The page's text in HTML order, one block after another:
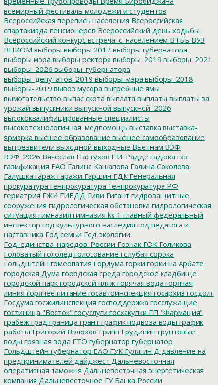
всемирный фестиваль молодежи и студентов
Всероссийская перепись населения Всероссийская
спартакиада пенсионеров Всероссийский день ходьбы
Всероссийский конкурс встреча_с_населением ВТБъ ВУЗ
ВЦИОМ выборы выборы 2017 выборы губернатора
выборы мэра выборы ректора выборы_2019 выборы_2021
выборы_2026 выборы_губернатора
выборы_депутатов_2019 выборы_мэра выборы-2018
выборы-2019 вывоз мусора выгребные ямы
вымогательство выпас скота выплата выплаты выплаты за
урожай выпускники выпускной выпускной_2026
высококвалифицированные специалисты
высокотехнологичная_медпомощь выставка выставка-
ярмарка высшее образование высшее самообразование
вытрезвители выходной выходные Вьетнам ВЭФ
ВЭФ_2026 Вячеслав Пастухов Г.И. Радде гадюка газ
газификация ЕАО Галина Кашапова Галина Соколова
Галушка гараж гаражи Гаршин ГДК Генеральная
прокуратура генпрокуратура Генпрокуратура РФ
гериатрия ГЖИ ГИБДД Гиви Гигант гидрозащитные
сооружения гидрологическая обстановка гидрологическая
ситуация гимназия гимназия № 1 главный федеральный
инспектор год культурного наследия год педагога и
наставника Год семьи Год экологии
Год_единства_народов_России Гознак ГОК Голикова
Головатый гололед голосование голубая сорока
Гольдштейн гомеопатия Гордума горки горки на Арбате
городская Дума городская среда городское кладбище
городской парк городской пляж горячая вода горячая
линия горячее питание госавтоинспекция госархив госдолг
Госдума госжилинспекция господдержка госслужащие
гостиница "Восток" госуслуги госхакупки ГП "Фармация"
грабеж град граница грант график подвоза воды график
работы Григорий Волохов Грипп Грудинин грунтовые
воды грязная вода ГТО губернатор губернатор
Гольдштейн губернатор ЕАО ГУК Гулягин Д давление на
предпринимателей дайджест Дальневосточная
оперативная таможня Дальневосточная энергетическая
компания Дальневосточное ГУ Банка России